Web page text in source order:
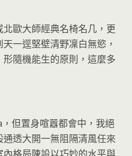
歐大師經典名椅名几，更
一逕堅壁清野凜白無慾，
隨機能生的原則，這麼多
但置身喧囂都會中，我絕
透大開一無阻隔清風任來